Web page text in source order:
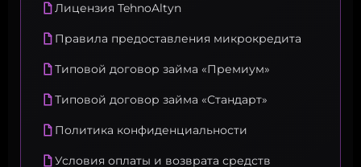
Лицензия TehnoAltyn
Правила предоставления микрокредита
Типовой договор займа «Премиум»
Типовой договор займа «Стандарт»
Политика конфиденциальности
Условия оплаты и возврата средств